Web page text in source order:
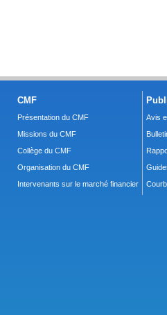
CMF
Présentation du CMF
Missions du CMF
Collège du CMF
Organisation du CMF
Intervenants sur le marché financier
Avis